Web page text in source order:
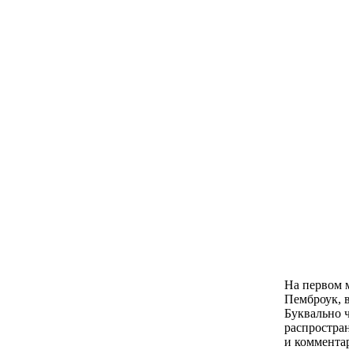
На первом
Пемброук,
Буквально
и